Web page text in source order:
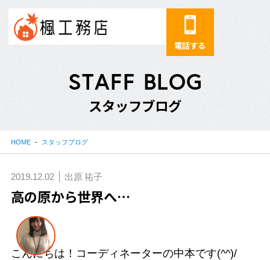
電話する
STAFF BLOG
スタッフブログ
HOME スタッフブログ
2019.12.02 出原 祐子
高の原から世界へ…
こんにちは！コーディネーターの中本です(^^)/